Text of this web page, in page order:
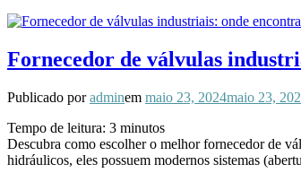
Fornecedor de válvulas
Publicado poradminem maio 23, 2024maio 23,
Tempo de leitura: 3 minutos
Descubra como escolher o melhor fornecedor de
hidráulicos, eles possuem modernos sistemas